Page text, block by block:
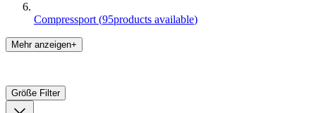
Compressport (95products available)
Mehr anzeigen+
Größe Filter